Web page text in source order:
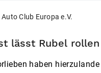
Auto Club Europa e.V.
lässt Rubel rollen
haben